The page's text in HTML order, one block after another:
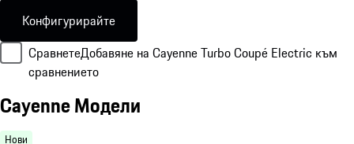
Конфигурирайте
СравнетеДобавяне на Cayenne Turbo Coupé Electric към
сравнението
Cayenne Модели
Нови